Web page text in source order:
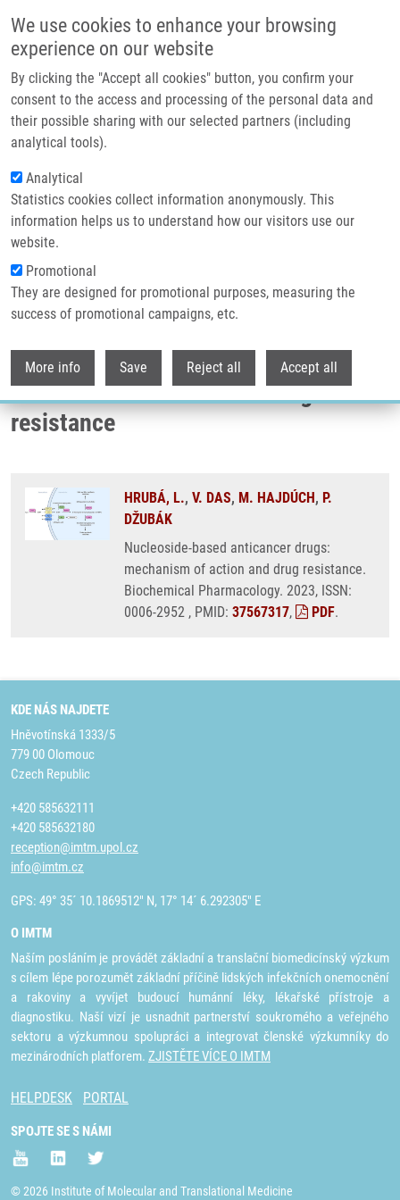
We use cookies to enhance your browsing
experience on our website
By clicking the "Accept all cookies" button, you confirm your
consent to the access and processing of the personal data and
their possible sharing with our selected partners (including
analytical tools).
Analytical
Statistics cookies collect information anonymously. This
information helps us to understand how our visitors use our
website.
Promotional
They are designed for promotional purposes, measuring the
success of promotional campaigns, etc.
More info Save Reject all Accept all
Header image
Drobečková navigace
Domů
Nucleoside-based Anticancer Drugs: Mechanism Of Action And Drug
Resistance
Nucleoside-based anticancer drugs:
mechanism of action and drug
resistance
HRUBÁ, L., V. DAS, M. HAJDÚCH, P.
DŽUBÁK
Nucleoside-based anticancer drugs:
mechanism of action and drug resistance.
Biochemical Pharmacology. 2023, ISSN:
0006-2952 , PMID: 37567317, PDF.
KDE NÁS NAJDETE
Hněvotínská 1333/5
779 00 Olomouc
Czech Republic
+420 585632111
+420 585632180
reception@imtm.upol.cz
info@imtm.cz
GPS: 49° 35´ 10.1869512" N, 17° 14´ 6.292305" E
O IMTM
Naším posláním je provádět základní a translační biomedicínský výzkum
s cílem lépe porozumět základní příčině lidských infekčních onemocnění
a rakoviny a vyvíjet budoucí humánní léky, lékařské přístroje a
diagnostiku. Naší vizí je usnadnit partnerství soukromého a veřejného
sektoru a výzkumnou spolupráci a integrovat členské výzkumníky do
mezinárodních platforem. ZJISTĚTE VÍCE O IMTM
HELPDESK PORTAL
SPOJTE SE S NÁMI
© 2026 Institute of Molecular and Translational Medicine